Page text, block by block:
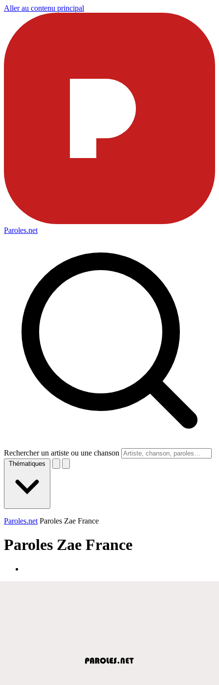
Aller au contenu principal
Paroles.net
Rechercher un artiste ou une chanson
Thématiques
Paroles.net Paroles Zae France
Paroles Zae France